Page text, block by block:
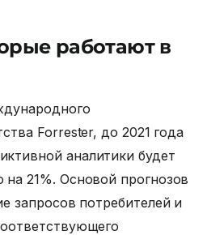
работают в
Forrester, до 2021 года
аналитики будет
на 21%. Основой прогнозов
запросов потребителей и